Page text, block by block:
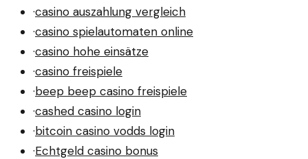
·casino auszahlung vergleich
·casino spielautomaten online
·casino hohe einsätze
·casino freispiele
·beep beep casino freispiele
·cashed casino login
·bitcoin casino vodds login
·Echtgeld casino bonus